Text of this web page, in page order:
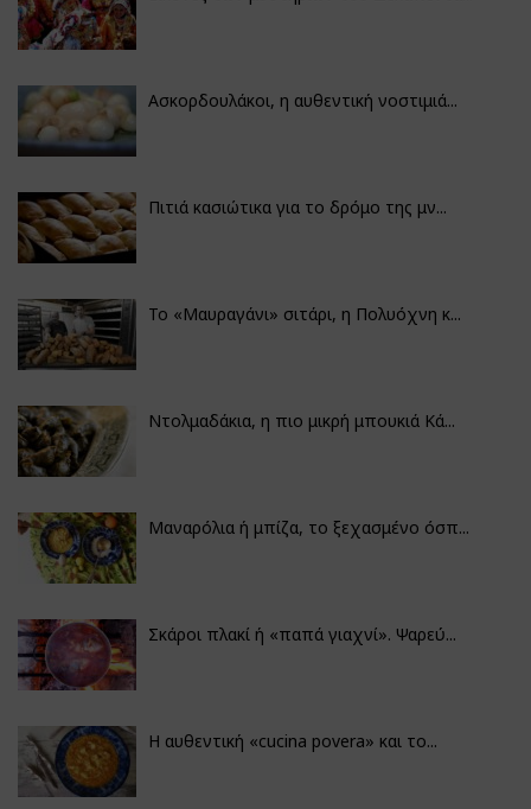
Ασκορδουλάκοι, η αυθεντική νοστιμιά...
Πιτιά κασιώτικα για το δρόμο της μν...
Το «Μαυραγάνι» σιτάρι, η Πολυόχνη κ...
Ντολμαδάκια, η πιο μικρή μπουκιά Κά...
Μαναρόλια ή μπίζα, το ξεχασμένο όσπ...
Σκάροι πλακί ή «παπά γιαχνί». Ψαρεύ...
Η αυθεντική «cucina povera» και το...